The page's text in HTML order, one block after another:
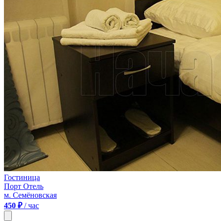
Гостиница
Порт Отель
м. Семёновская
450 ₽/ час